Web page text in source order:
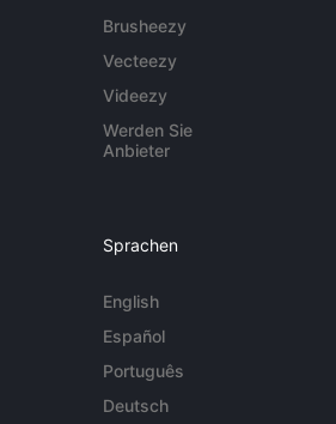
Brusheezy
Vecteezy
Videezy
Werden Sie
Anbieter
Sprachen
English
Español
Português
Deutsch